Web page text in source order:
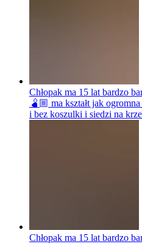
Chłopak ma 15 lat bardzo
🫄🏼 ma kształt jak
i bez koszulki i siedzi na
Chłopak ma 15 lat bardzo